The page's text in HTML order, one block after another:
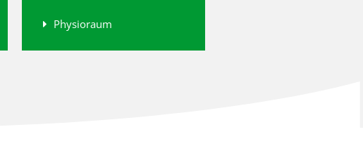
Physioraum